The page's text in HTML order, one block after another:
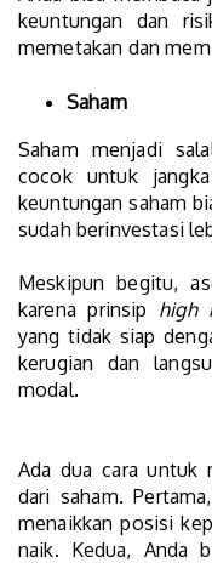
keuntungan dan
memetakan dan
Saham
Saham menjadi
cocok untuk
keuntungan saham
sudah berinvestasi
Meskipun begitu,
karena prinsip high
yang tidak siap
kerugian dan
modal.
Ada dua cara untuk
dari saham.
menaikkan posisi
naik. Kedua, Anda